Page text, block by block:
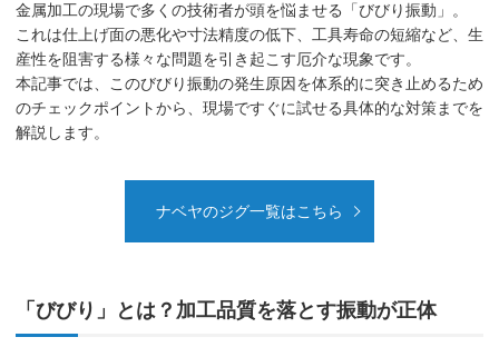
金属加工の現場で多くの技術者が頭を悩ませる「びびり振動」。
これは仕上げ面の悪化や寸法精度の低下、工具寿命の短縮など、生
産性を阻害する様々な問題を引き起こす厄介な現象です。
本記事では、このびびり振動の発生原因を体系的に突き止めるため
のチェックポイントから、現場ですぐに試せる具体的な対策までを
解説します。
ナベヤのジグ一覧はこちら
「びびり」とは？加工品質を落とす振動が正体